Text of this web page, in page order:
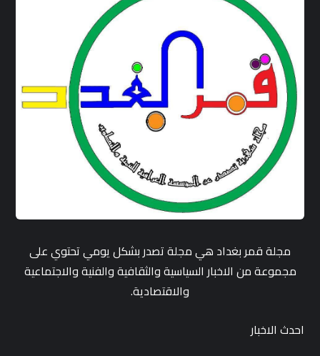
مجلة قمر بغداد هي مجلة تصدر بشكل يومي تحتوي على
مجموعة من الاخبار السياسية والثقافية والفنية والاجتماعية
والاقتصادية.
احدث الاخبار